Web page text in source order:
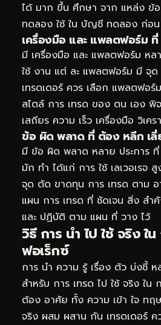
ได้ มาก ขึ้น ศึกษา จาก แหล่ง ข้
ทดลอง ใช้ ใน บัญชี ทดลอง ก่อน
เครื่องมือ และ แพลตฟอร์ม ที่
มี เครื่องมือ และ แพลตฟอร์ม ห
ใช้ งาน แต่ ละ แพลตฟอร์ม มี จุ
เทรดเดอร์ ควร เลือก แพลตฟอร์
สไตล์ การ เทรด ของ ตน เอง พิ
เสถียร ความ เร็ว เครื่องมือ วิเคร
ข้อ ผิด พลาด ที่ ต้อง หลีก เลี่
มี ข้อ ผิด พลาด หลาย ประการ ที่
มัก ทำ ได้แก่ การ ใช้ เลเวอเรจ
จุด ตัด ขาดทุน การ เทรด ตาม
แผน การ เทรด ที่ ชัดเจน สิ่ง ส
และ ปฏิบัติ ตาม แผน ที่ วาง ไว้
วิธี การ นำ ไป ใช้ จริง ใ
ฟอเร็กซ์
การ นำ ความ รู้ เรื่อง ตัว บ่งชี้ ห
สำหรับ การ เทรด ไป ใช้ จริง ใน
ต้อง อาศัย ทั้ง ความ เข้า ใจ ทฤ
จริง ผสม ผสาน กัน เทรดเดอร์ ค